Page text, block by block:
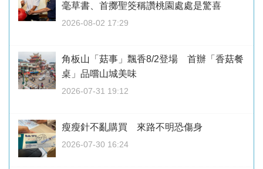
毫草書、首擲聖筊稱讚桃園處處是驚喜
2026-08-02 17:29
角板山「菇事」飄香8/2登場 首辦「香菇餐
桌」品嚐山城美味
2026-07-31 19:12
瘦瘦針不亂購買 來路不明恐傷身
2026-07-30 16:24